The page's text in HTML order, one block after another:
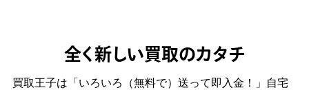
全く新しい買取のカタチ
買取王子は「いろいろ（無料で）送って即入金！」自宅